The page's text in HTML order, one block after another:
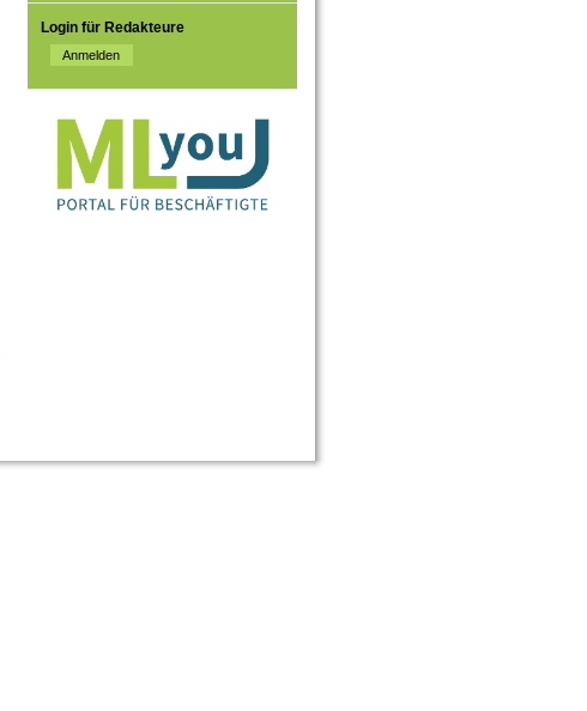
Login für Redakteure